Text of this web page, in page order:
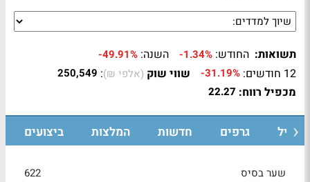
תשואות: החודש: -1.34% השנה: -49.91%
12 חודשים: -31.19% שווי שוק (אלפי ₪):
250,549
מכפיל רווח: 22.27
גרפים חדשות המלצות ביצועים
שער בסיס
622